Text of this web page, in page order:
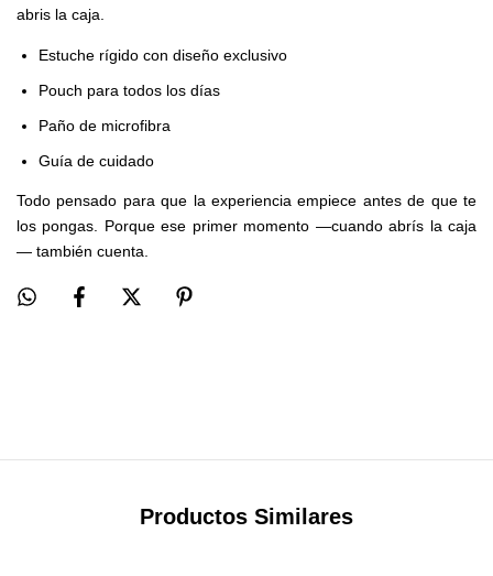
abris la caja.
Estuche rígido con diseño exclusivo
Pouch para todos los días
Paño de microfibra
Guía de cuidado
Todo pensado para que la experiencia empiece antes de que te
los pongas. Porque ese primer momento —cuando abrís la caja
— también cuenta.
Productos Similares